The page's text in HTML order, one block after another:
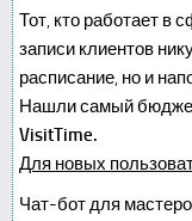
Тот, кто работает в
записи клиентов
расписание, но и
Нашли самый
VisitTime.
Для новых
Чат-бот для